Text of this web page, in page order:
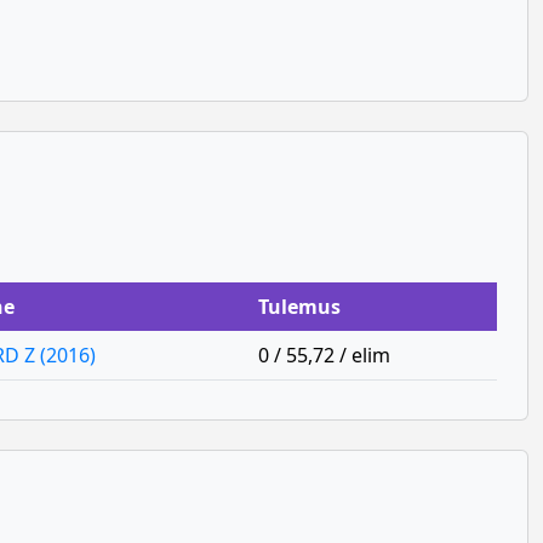
Tulemus
Z (2016) 0 / 55,72 / elim